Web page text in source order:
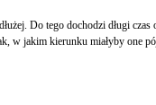
Do tego dochodzi długi
jakim kierunku miałyby one